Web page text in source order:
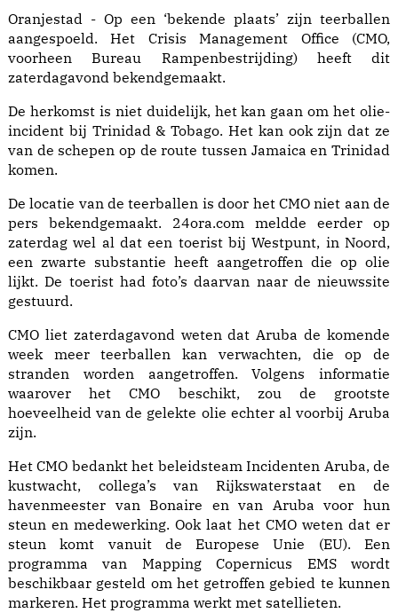
Oranjestad - Op een ‘bekende plaats’ zijn teerballen
aangespoeld. Het Crisis Management Office (CMO,
voorheen Bureau Rampenbestrijding) heeft dit
zaterdagavond bekendgemaakt.
De herkomst is niet duidelijk, het kan gaan om het olie-
incident bij Trinidad & Tobago. Het kan ook zijn dat ze
van de schepen op de route tussen Jamaica en Trinidad
komen.
De locatie van de teerballen is door het CMO niet aan de
pers bekendgemaakt. 24ora.com meldde eerder op
zaterdag wel al dat een toerist bij Westpunt, in Noord,
een zwarte substantie heeft aangetroffen die op olie
lijkt. De toerist had foto’s daarvan naar de nieuwssite
gestuurd.
CMO liet zaterdagavond weten dat Aruba de komende
week meer teerballen kan verwachten, die op de
stranden worden aangetroffen. Volgens informatie
waarover het CMO beschikt, zou de grootste
hoeveelheid van de gelekte olie echter al voorbij Aruba
zijn.
Het CMO bedankt het beleidsteam Incidenten Aruba, de
kustwacht, collega’s van Rijkswaterstaat en de
havenmeester van Bonaire en van Aruba voor hun
steun en medewerking. Ook laat het CMO weten dat er
steun komt vanuit de Europese Unie (EU). Een
programma van Mapping Copernicus EMS wordt
beschikbaar gesteld om het getroffen gebied te kunnen
markeren. Het programma werkt met satellieten.